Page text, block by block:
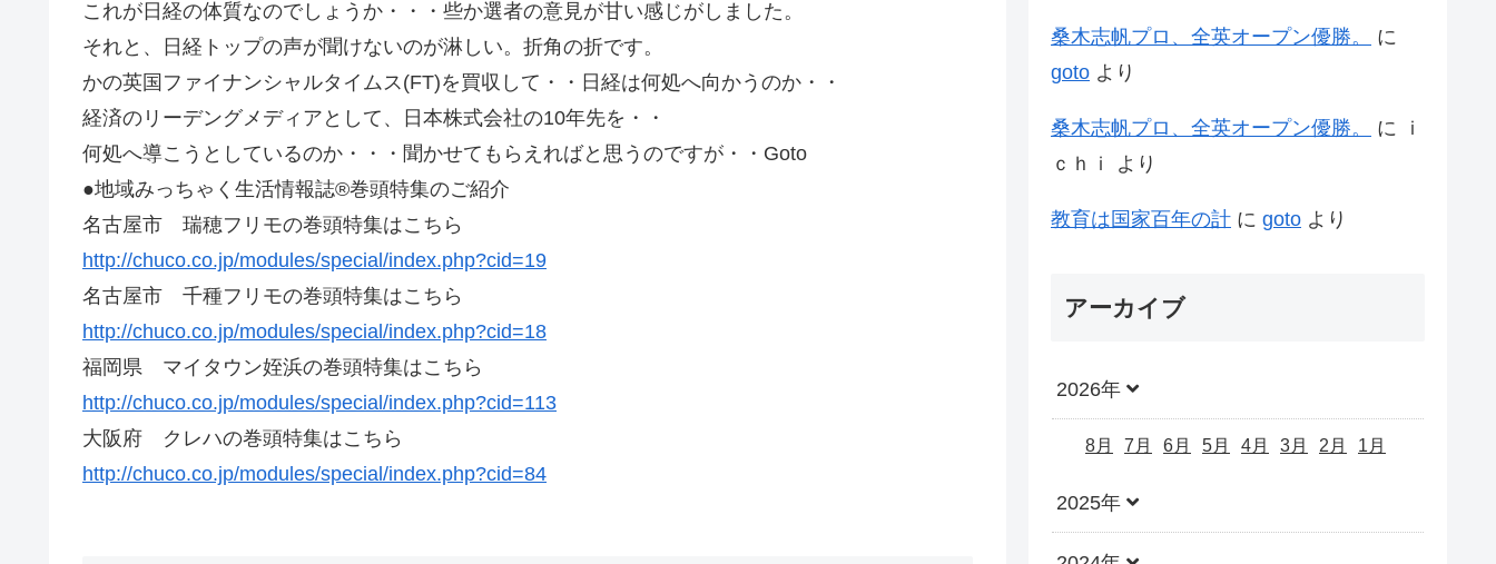
これが日経の体質なのでしょうか・・・些か選者の意見が甘い感じがしました。
それと、日経トップの声が聞けないのが淋しい。折角の折です。
かの英国ファイナンシャルタイムス(FT)を買収して・・日経は何処へ向かうのか・・
経済のリーデングメディアとして、日本株式会社の10年先を・・
何処へ導こうとしているのか・・・聞かせてもらえればと思うのですが・・Goto
●地域みっちゃく生活情報誌®巻頭特集のご紹介
名古屋市 瑞穂フリモの巻頭特集はこちら
http://chuco.co.jp/modules/special/index.php?cid=19
名古屋市 千種フリモの巻頭特集はこちら
http://chuco.co.jp/modules/special/index.php?cid=18
福岡県 マイタウン姪浜の巻頭特集はこちら
http://chuco.co.jp/modules/special/index.php?cid=113
大阪府 クレハの巻頭特集はこちら
http://chuco.co.jp/modules/special/index.php?cid=84
桑木志帆プロ、全英オープン優勝。
に
goto より
桑木志帆プロ、全英オープン優勝。 に
ｉ
ｃｈｉ
より
教育は国家百年の計 に goto より
アーカイブ
2026年
8月 7月 6月 5月 4月 3月 2月 1月
2025年